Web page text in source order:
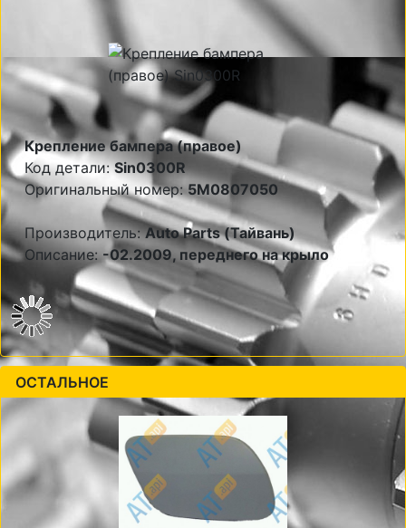
Крепление бампера (правое)
Код детали:Sin0300R
Оригинальный номер:5M0807050
Производитель:Auto Parts (Тайвань)
Описание:-02.2009, переднего на крыло
ОСТАЛЬНОЕ